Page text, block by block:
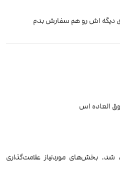
دیگه اش رو هم سفارش بدم
العاده اس
شد. بخش‌های موردنیاز علامت‌گذاری